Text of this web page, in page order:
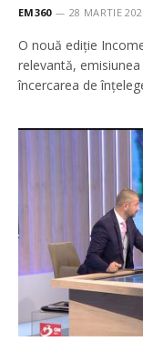
EM360 28 MARTIE
O nouă ediție
relevantă,
încercarea de